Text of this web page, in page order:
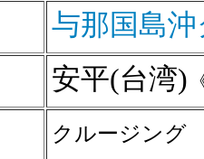
与那国島
安平(台湾)
クルージング